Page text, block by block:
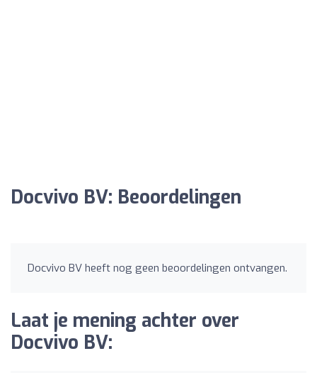
Docvivo BV: Beoordelingen
Docvivo BV heeft nog geen beoordelingen ontvangen.
Laat je mening achter over
Docvivo BV: